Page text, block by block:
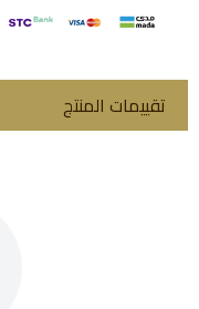
تقييمات المنتج